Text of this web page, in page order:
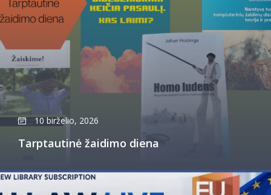
10 birželio, 2026
Tarptautinė žaidimo diena